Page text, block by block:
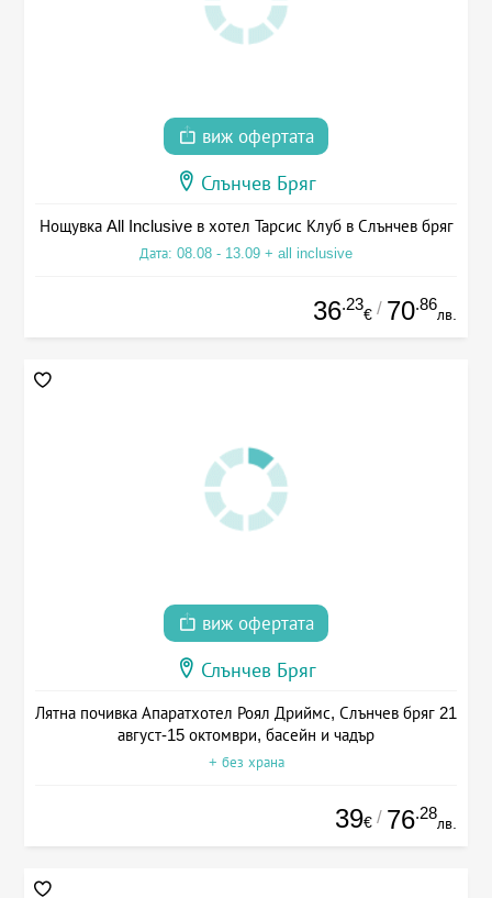
виж офертата
Слънчев Бряг
Нощувка All Inclusive в хотел Тарсис Клуб в Слънчев бряг
Дата: 08.08 - 13.09 + all inclusive
36.23
€ / 70.86
лв.
виж офертата
Слънчев Бряг
Лятна почивка Апаратхотел Роял Дриймс, Слънчев бряг 21
август-15 октомври, басейн и чадър
+ без храна
39€ / 76.28
лв.